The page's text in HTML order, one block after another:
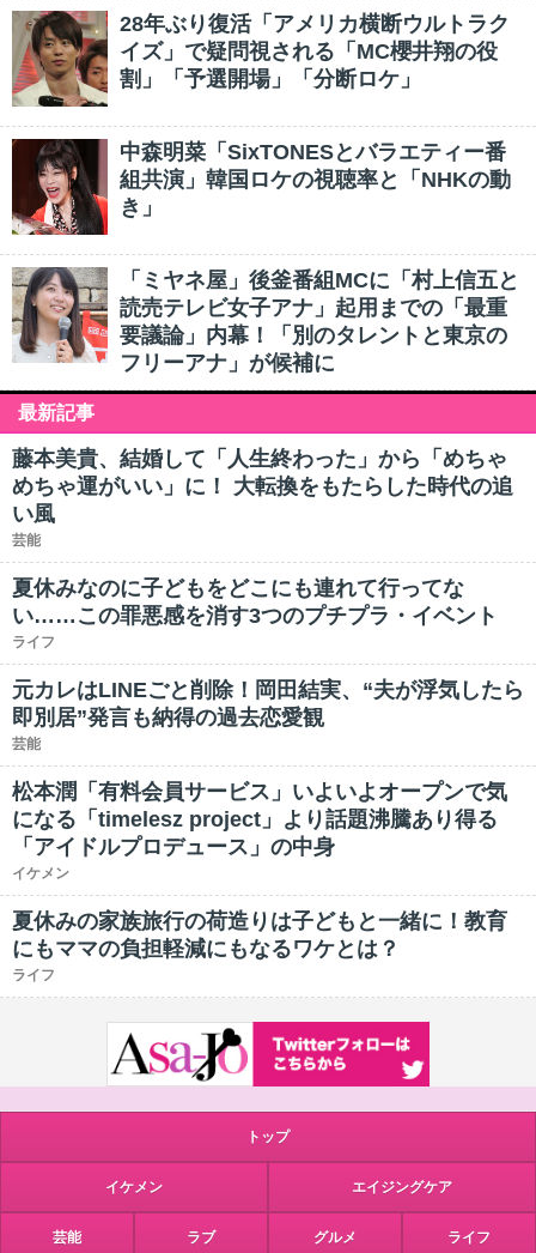
28年ぶり復活「アメリカ横断ウルトラク
イズ」で疑問視される「MC櫻井翔の役
割」「予選開場」「分断ロケ」
中森明菜「SixTONESとバラエティー番
組共演」韓国ロケの視聴率と「NHKの動
き」
「ミヤネ屋」後釜番組MCに「村上信五と
読売テレビ女子アナ」起用までの「最重
要議論」内幕！「別のタレントと東京の
フリーアナ」が候補に
最新記事
藤本美貴、結婚して「人生終わった」から「めちゃ
めちゃ運がいい」に！ 大転換をもたらした時代の追
い風
芸能
夏休みなのに子どもをどこにも連れて行ってな
い……この罪悪感を消す3つのプチプラ・イベント
ライフ
元カレはLINEごと削除！岡田結実、“夫が浮気したら
即別居”発言も納得の過去恋愛観
芸能
松本潤「有料会員サービス」いよいよオープンで気
になる「timelesz project」より話題沸騰あり得る
「アイドルプロデュース」の中身
イケメン
夏休みの家族旅行の荷造りは子どもと一緒に！教育
にもママの負担軽減にもなるワケとは？
ライフ
トップ
イケメン エイジングケア
芸能 ラブ グルメ ライフ